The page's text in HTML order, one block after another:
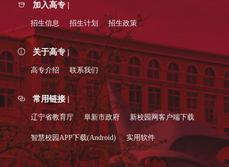
加入高专 |
招生信息 招生计划 招生政策
关于高专 |
高专介绍 联系我们
常用链接 |
辽宁省教育厅 阜新市政府 新校园网客户端下载
智慧校园APP下载(Android) 实用软件